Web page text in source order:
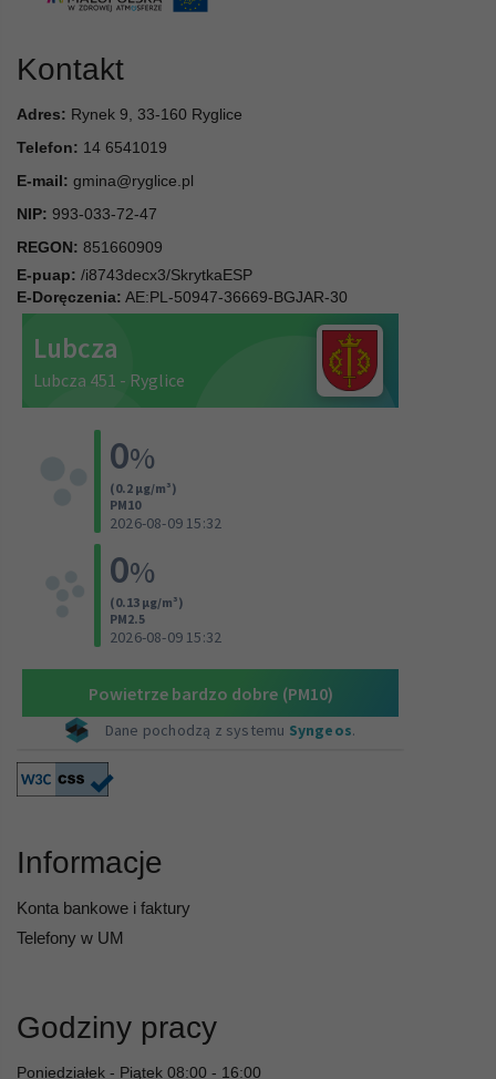
Kontakt
Adres: Rynek 9, 33-160 Ryglice
Telefon: 14 6541019
E-mail: gmina@ryglice.pl
NIP: 993-033-72-47
REGON: 851660909
E-puap: /i8743decx3/SkrytkaESP
E-Doręczenia: AE:PL-50947-36669-BGJAR-30
Informacje
Konta bankowe i faktury
Telefony w UM
Godziny pracy
Poniedziałek - Piątek 08:00 - 16:00